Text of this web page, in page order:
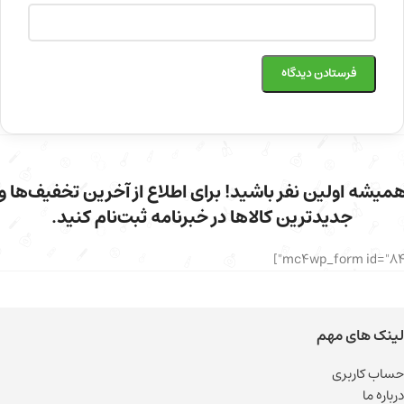
اولین نفر باشید! برای اطلاع از آخرین تخفیف‌ها
جدیدترین کالاها در خبرنامه ثبت‌نام کنید.
لینک های مهم
حساب کاربری
درباره ما